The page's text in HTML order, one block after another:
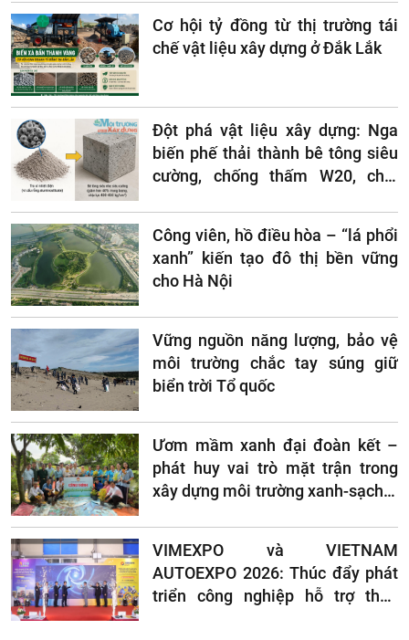
Cơ hội tỷ đồng từ thị trường tái
chế vật liệu xây dựng ở Đắk Lắk
Đột phá vật liệu xây dựng: Nga
biến phế thải thành bê tông siêu
cường, chống thấm W20, chịu
Công viên, hồ điều hòa – “lá phổi
xanh” kiến tạo đô thị bền vững
cho Hà Nội
Vững nguồn năng lượng, bảo vệ
môi trường chắc tay súng giữ
biển trời Tổ quốc
Ươm mầm xanh đại đoàn kết –
phát huy vai trò mặt trận trong
xây dựng môi trường xanh-sạch –
VIMEXPO và VIETNAM
AUTOEXPO 2026: Thúc đẩy phát
triển công nghiệp hỗ trợ theo